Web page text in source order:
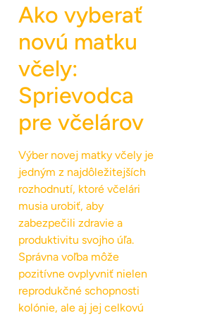
Ako vyberať
novú matku
včely:
Sprievodca
pre včelárov
Výber novej matky včely je
jedným z najdôležitejších
rozhodnutí, ktoré včelári
musia urobiť, aby
zabezpečili zdravie a
produktivitu svojho úľa.
Správna voľba môže
pozitívne ovplyvniť nielen
reprodukčné schopnosti
kolónie, ale aj jej celkovú